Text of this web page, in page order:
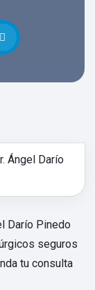
Darío Pinedo
seguros
tu consulta